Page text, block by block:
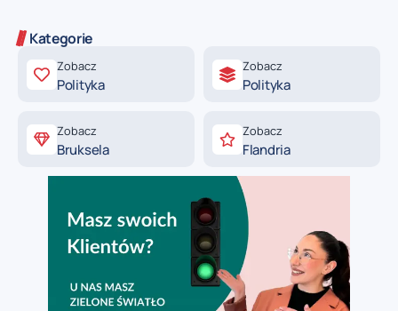
Kategorie
Zobacz
Polityka
Zobacz
Polityka
Zobacz
Bruksela
Zobacz
Flandria